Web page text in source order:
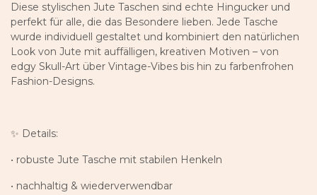
Diese stylischen Jute Taschen sind echte Hingucker und
perfekt für alle, die das Besondere lieben. Jede Tasche
wurde individuell gestaltet und kombiniert den natürlichen
Look von Jute mit auffälligen, kreativen Motiven – von
edgy Skull-Art über Vintage-Vibes bis hin zu farbenfrohen
Fashion-Designs.
✨ Details:
• robuste Jute Tasche mit stabilen Henkeln
• nachhaltig & wiederverwendbar